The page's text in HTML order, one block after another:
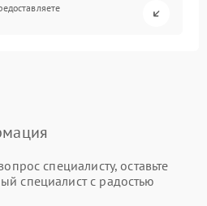
специалисту, оставьте
специалист с радостью